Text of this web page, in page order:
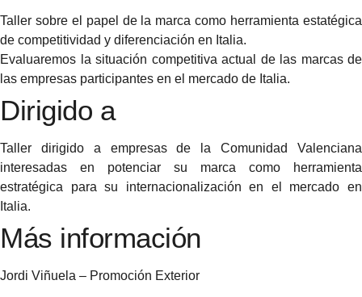
Taller sobre el papel de la marca como herramienta estatégica
de competitividad y diferenciación en Italia.
Evaluaremos la situación competitiva actual de las marcas de
las empresas participantes en el mercado de Italia.
Dirigido a
Taller dirigido a empresas de la Comunidad Valenciana
interesadas en potenciar su marca como herramienta
estratégica para su internacionalización en el mercado en
Italia.
Más información
Jordi Viñuela – Promoción Exterior